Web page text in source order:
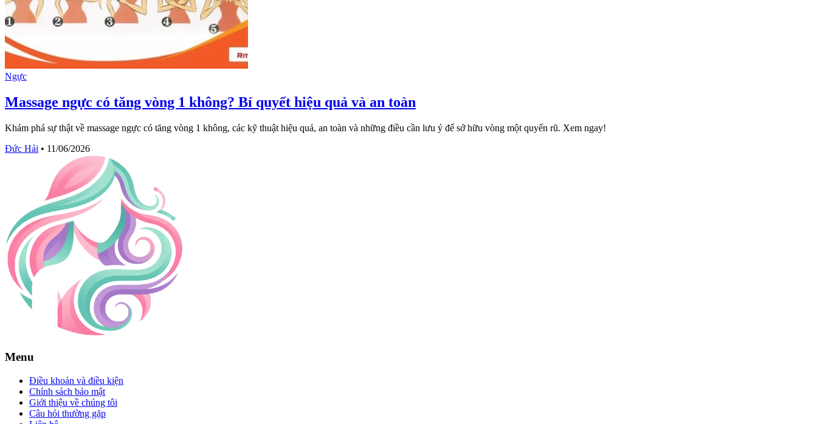
Ngực
Massage ngực có tăng vòng 1 không? Bí quyết hiệu quả và an toàn
Khám phá sự thật về massage ngực có tăng vòng 1 không, các kỹ thuật hiệu quả, an toàn và những điều cần lưu ý để sở hữu vòng một quyến rũ. Xem ngay!
Đức Hải • 11/06/2026
Menu
Điều khoản và điều kiện
Chính sách bảo mật
Giới thiệu về chúng tôi
Câu hỏi thường gặp